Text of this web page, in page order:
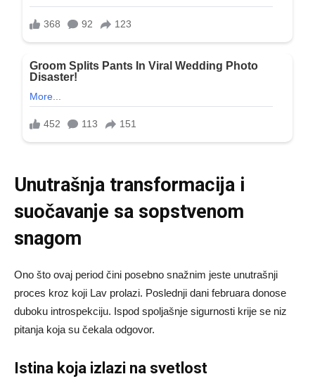
Unutrašnja transformacija i
suočavanje sa sopstvenom
snagom
Ono što ovaj period čini posebno snažnim jeste unutrašnji
proces kroz koji Lav prolazi. Poslednji dani februara donose
duboku introspekciju. Ispod spoljašnje sigurnosti krije se niz
pitanja koja su čekala odgovor.
Istina koja izlazi na svetlost